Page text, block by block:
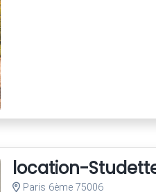
location-
Paris 6ème 75006